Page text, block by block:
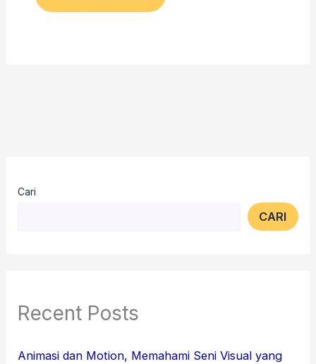
Cari
CARI
Recent Posts
Animasi dan Motion, Memahami Seni Visual yang